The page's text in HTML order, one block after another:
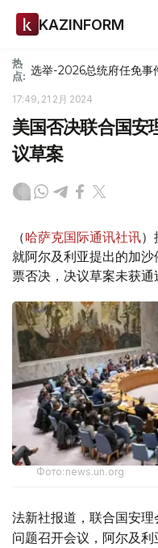
KAZINFORM
热
点: 选举-2026总统府任免事
17:49, 21 2月 2024
美国否决联合国安
议草案
（哈萨克国际通讯社讯
就阿尔及利亚提出的加
票否决，决议草案未获通
Фото:news.un.org
法新社报道，联合国安
问题召开会议，阿尔及